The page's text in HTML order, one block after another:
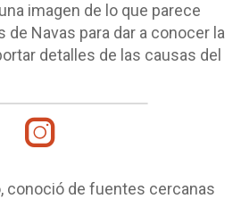
imagen de lo que parece
de Navas para dar a conocer la
detalles de las causas del
conoció de fuentes cercanas